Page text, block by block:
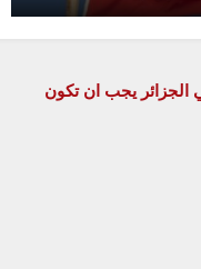
يجب ان تكون